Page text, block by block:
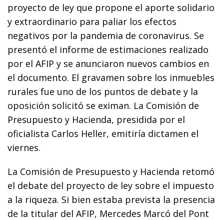
proyecto de ley que propone el aporte solidario
y extraordinario para paliar los efectos
negativos por la pandemia de coronavirus. Se
presentó el informe de estimaciones realizado
por el AFIP y se anunciaron nuevos cambios en
el documento. El gravamen sobre los inmuebles
rurales fue uno de los puntos de debate y la
oposición solicitó se eximan. La Comisión de
Presupuesto y Hacienda, presidida por el
oficialista Carlos Heller, emitiría dictamen el
viernes.
La Comisión de Presupuesto y Hacienda retomó
el debate del proyecto de ley sobre el impuesto
a la riqueza. Si bien estaba prevista la presencia
de la titular del AFIP, Mercedes Marcó del Pont